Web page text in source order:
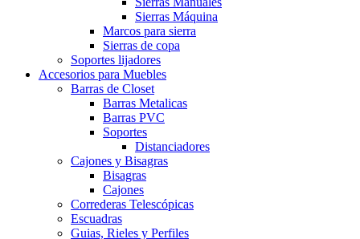
Sierras Máquina
Marcos para sierra
Sierras de copa
Soportes lijadores
Accesorios para Muebles
Barras de Closet
Barras Metalicas
Barras PVC
Soportes
Distanciadores
Cajones y Bisagras
Bisagras
Cajones
Correderas Telescópicas
Escuadras
Guias, Rieles y Perfiles